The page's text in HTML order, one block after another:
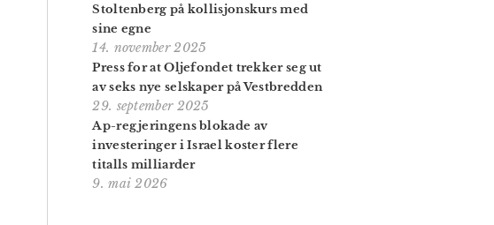
Stoltenberg på kollisjonskurs med
sine egne
14. november 2025
Press for at Oljefondet trekker seg ut
av seks nye selskaper på Vestbredden
29. september 2025
Ap-regjeringens blokade av
investeringer i Israel koster flere
titalls milliarder
9. mai 2026